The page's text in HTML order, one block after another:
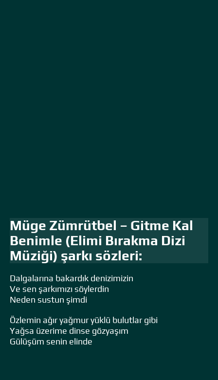
Müge Zümrütbel – Gitme Kal
Benimle (Elimi Bırakma Dizi
Müziği) şarkı sözleri:
Dalgalarına bakardık denizimizin
Ve sen şarkımızı söylerdin
Neden sustun şimdi
Özlemin ağır yağmur yüklü bulutlar gibi
Yağsa üzerime dinse gözyaşım
Gülüşüm senin elinde